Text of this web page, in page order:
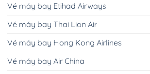
Vé máy bay Etihad Airways
Vé máy bay Thai Lion Air
Vé máy bay Hong Kong Airlines
Vé máy bay Air China